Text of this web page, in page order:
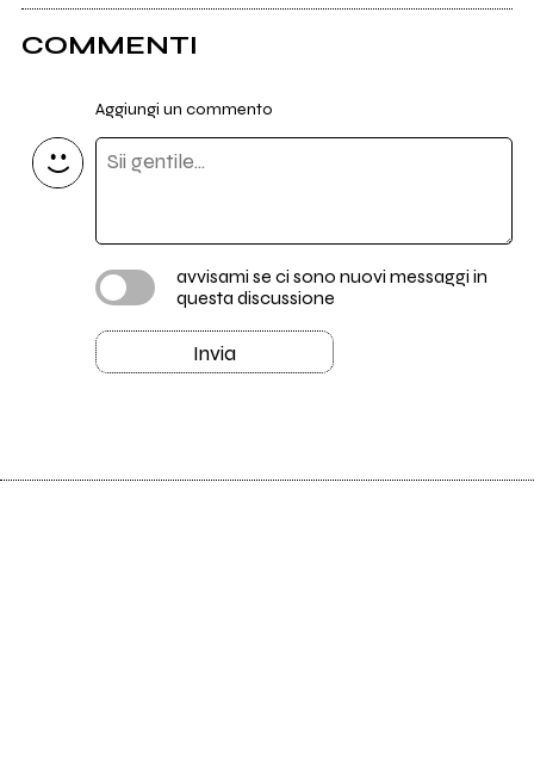
COMMENTI
Aggiungi un commento
avvisami se ci sono nuovi messaggi in
questa discussione
Invia